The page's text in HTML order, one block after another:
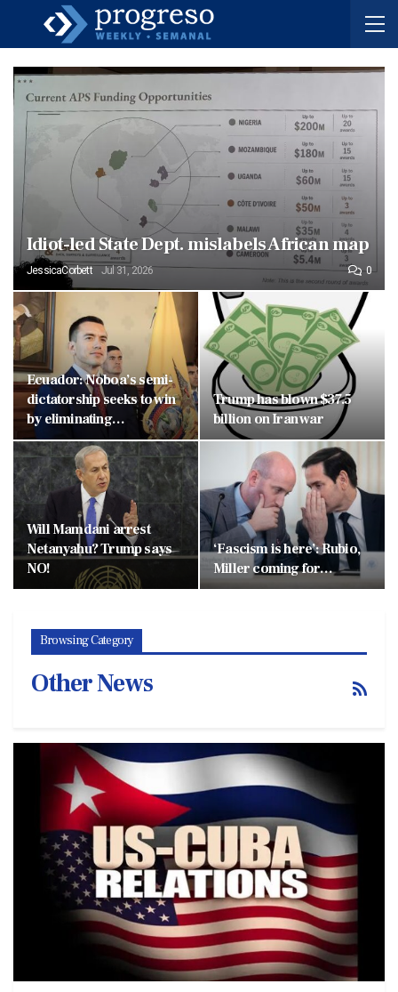
Idiot-led State Dept. mislabels African map
JessicaCorbett Jul 31, 2026 0
Ecuador: Noboa’s semi-
dictatorship seeks to win
by eliminating…
Trump has blown $37.5
billion on Iran war
Will Mamdani arrest
Netanyahu? Trump says
NO!
‘Fascism is here’: Rubio,
Miller coming for…
Browsing Category
Other News